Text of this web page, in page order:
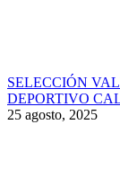
SELECCIÓN
DEPORTIVO
25 agosto, 2025